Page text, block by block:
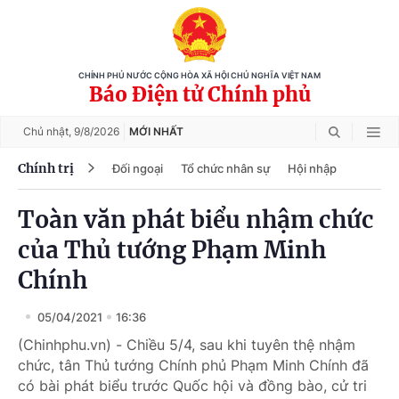
CHÍNH PHỦ NƯỚC CỘNG HÒA XÃ HỘI CHỦ NGHĨA VIỆT NAM
Báo Điện tử Chính phủ
Chủ nhật, 9/8/2026 MỚI NHẤT
Chính trị Đối ngoại Tổ chức nhân sự Hội nhập
Toàn văn phát biểu nhậm chức
của Thủ tướng Phạm Minh
Chính
05/04/2021 16:36
(Chinhphu.vn) - Chiều 5/4, sau khi tuyên thệ nhậm
chức, tân Thủ tướng Chính phủ Phạm Minh Chính đã
có bài phát biểu trước Quốc hội và đồng bào, cử tri